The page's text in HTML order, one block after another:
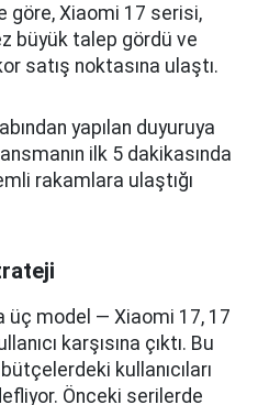
göre, Xiaomi 17 serisi,
büyük talep gördü ve
satış noktasına ulaştı.
yapılan duyuruya
ilk 5 dakikasında
rakamlara ulaştığı
üç model — Xiaomi 17, 17
karşısına çıktı. Bu
kullanıcıları
Önceki serilerde